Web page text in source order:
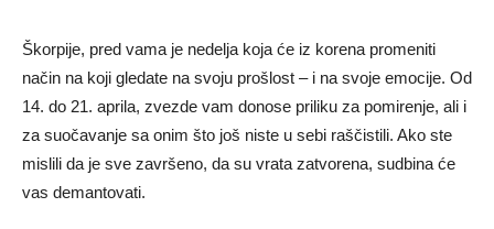
Škorpije, pred vama je nedelja koja će iz korena promeniti
način na koji gledate na svoju prošlost – i na svoje emocije. Od
14. do 21. aprila, zvezde vam donose priliku za pomirenje, ali i
za suočavanje sa onim što još niste u sebi raščistili. Ako ste
mislili da je sve završeno, da su vrata zatvorena, sudbina će
vas demantovati.